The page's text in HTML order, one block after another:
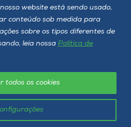
website está sendo usado,
conteúdo sob medida para
sobre os tipos diferentes de
leia nossa Política de
todos os cookies
reservados